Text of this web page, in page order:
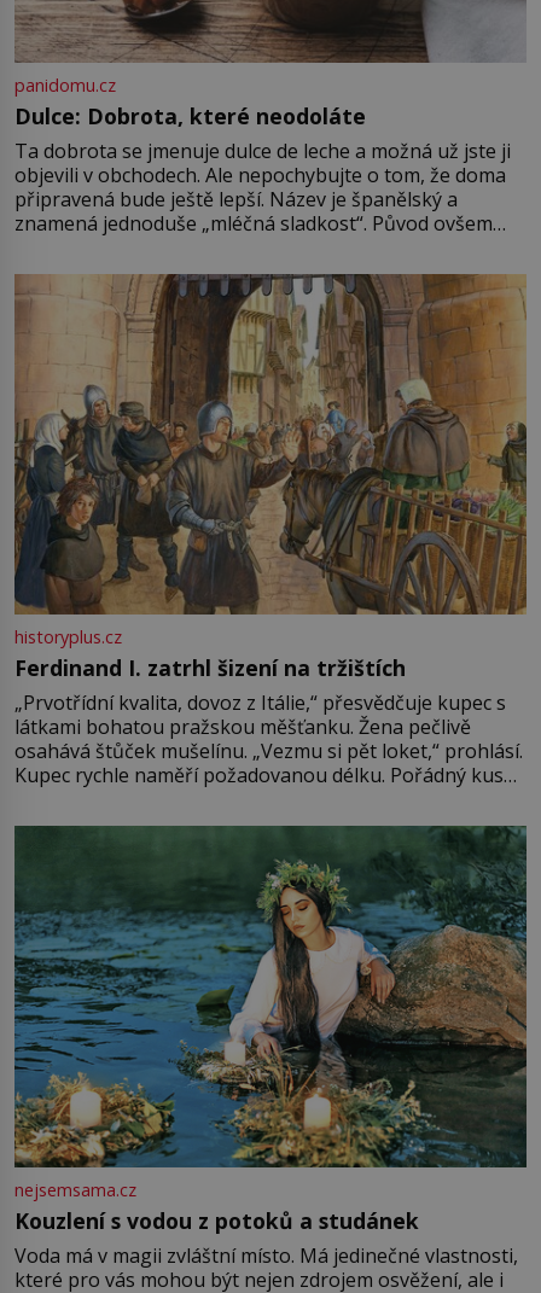
panidomu.cz
Dulce: Dobrota, které neodoláte
Ta dobrota se jmenuje dulce de leche a možná už jste ji
objevili v obchodech. Ale nepochybujte o tom, že doma
připravená bude ještě lepší. Název je španělský a
znamená jednoduše „mléčná sladkost“. Původ ovšem
pře hned několik latinskoamerických zemí a k tomu
Francie, kde se traduje,
historyplus.cz
Ferdinand I. zatrhl šizení na tržištích
„Prvotřídní kvalita, dovoz z Itálie,“ přesvědčuje kupec s
látkami bohatou pražskou měšťanku. Žena pečlivě
osahává štůček mušelínu. „Vezmu si pět loket,“ prohlásí.
Kupec rychle naměří požadovanou délku. Pořádný kus
milostpaní. Stačí jenom na sukni,“ zhodnotí švadlena
množství růžového mušelínu. „Ošidili vás, podívejte.“
nejsemsama.cz
Kouzlení s vodou z potoků a studánek
Voda má v magii zvláštní místo. Má jedinečné vlastnosti,
které pro vás mohou být nejen zdrojem osvěžení, ale i